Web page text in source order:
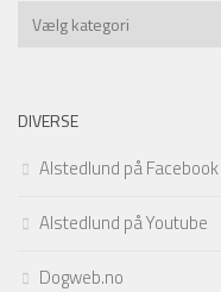
Kategorier
DIVERSE
Alstedlund på Facebook
Alstedlund på Youtube
Dogweb.no